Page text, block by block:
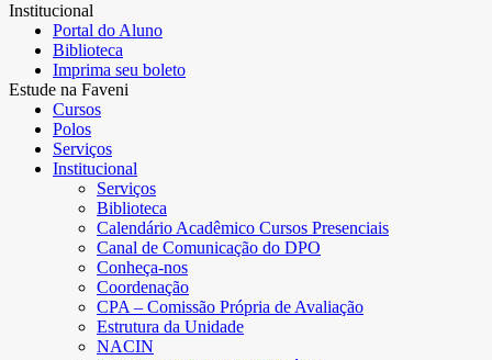
Institucional
Portal do Aluno
Biblioteca
Imprima seu boleto
Estude na Faveni
Cursos
Polos
Serviços
Institucional
Serviços
Biblioteca
Calendário Acadêmico Cursos Presenciais
Canal de Comunicação do DPO
Conheça-nos
Coordenação
CPA – Comissão Própria de Avaliação
Estrutura da Unidade
NACIN